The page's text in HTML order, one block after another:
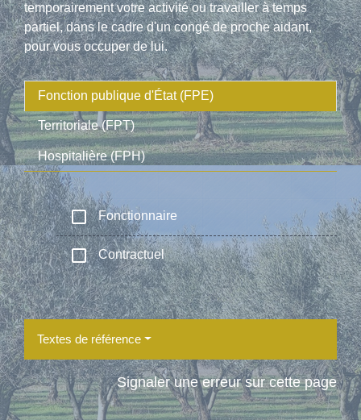
temporairement votre activité ou travailler à temps
partiel, dans le cadre d'un congé de proche aidant,
pour vous occuper de lui.
Fonction publique d'État (FPE)
Territoriale (FPT)
Hospitalière (FPH)
check_box_outline_blank Fonctionnaire
check_box_outline_blank Contractuel
Textes de référence
Signaler une erreur sur cette page